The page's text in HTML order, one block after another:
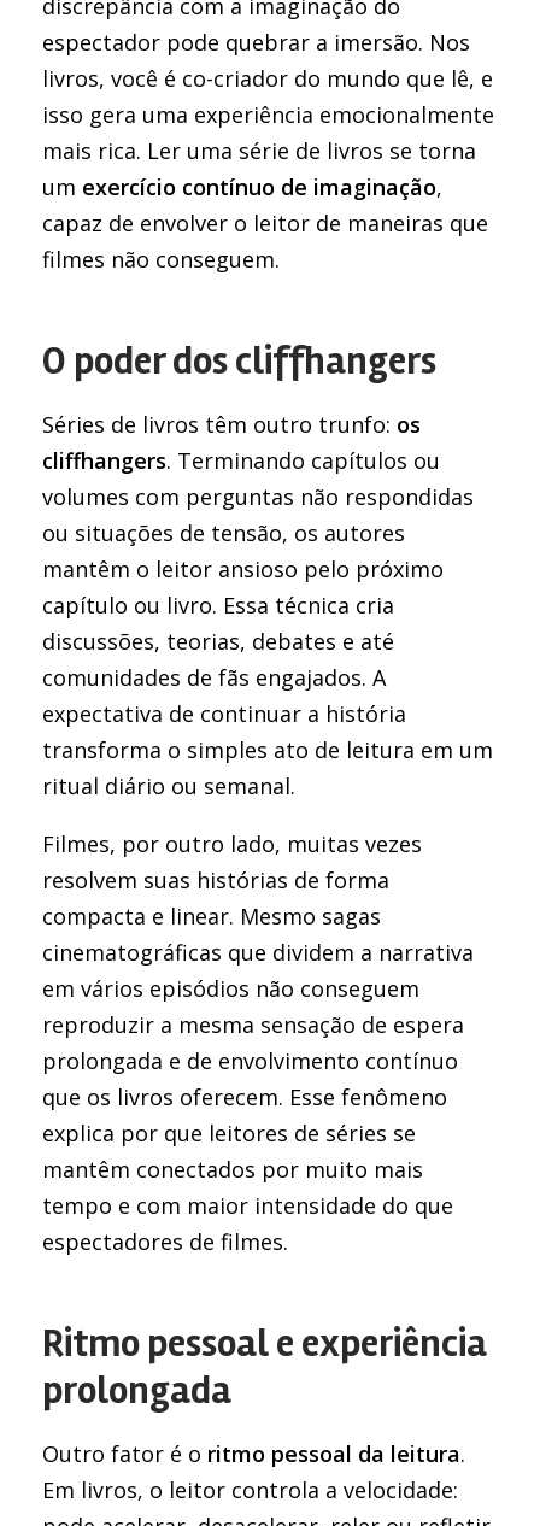
discrepância com a imaginação do
espectador pode quebrar a imersão. Nos
livros, você é co-criador do mundo que lê, e
isso gera uma experiência emocionalmente
mais rica. Ler uma série de livros se torna
um exercício contínuo de imaginação,
capaz de envolver o leitor de maneiras que
filmes não conseguem.
O poder dos cliffhangers
Séries de livros têm outro trunfo: os
cliffhangers. Terminando capítulos ou
volumes com perguntas não respondidas
ou situações de tensão, os autores
mantêm o leitor ansioso pelo próximo
capítulo ou livro. Essa técnica cria
discussões, teorias, debates e até
comunidades de fãs engajados. A
expectativa de continuar a história
transforma o simples ato de leitura em um
ritual diário ou semanal.
Filmes, por outro lado, muitas vezes
resolvem suas histórias de forma
compacta e linear. Mesmo sagas
cinematográficas que dividem a narrativa
em vários episódios não conseguem
reproduzir a mesma sensação de espera
prolongada e de envolvimento contínuo
que os livros oferecem. Esse fenômeno
explica por que leitores de séries se
mantêm conectados por muito mais
tempo e com maior intensidade do que
espectadores de filmes.
Ritmo pessoal e experiência
prolongada
Outro fator é o ritmo pessoal da leitura.
Em livros, o leitor controla a velocidade: